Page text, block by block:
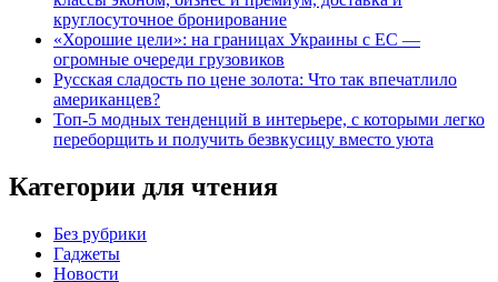
круглосуточное бронирование
«Хорошие цели»: на границах Украины с ЕС —
огромные очереди грузовиков
Русская сладость по цене золота: Что так впечатлило
американцев?
Топ-5 модных тенденций в интерьере, с которыми легко
переборщить и получить безвкусицу вместо уюта
Категории для чтения
Без рубрики
Гаджеты
Новости